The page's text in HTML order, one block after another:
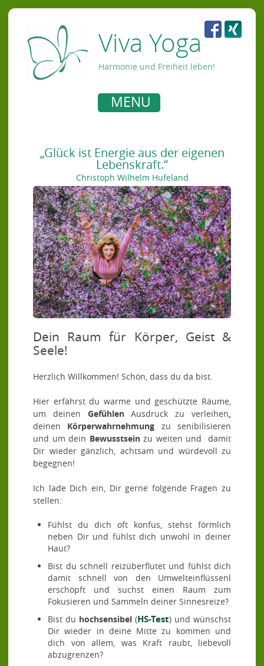
Viva Yoga
Harmonie und Freiheit leben!
MENU
„Glück ist Energie aus der eigenen
Lebenskraft.“
Christoph Wilhelm Hufeland
Dein Raum für Körper, Geist &
Seele!
Herzlich Willkommen! Schön, dass du da bist.
Hier erfährst du warme und geschützte Räume,
um deinen GefühlenAusdruck zu verleihen,
deinen Körperwahrnehmung zu senibilisieren
und um dein Bewusstsein zu weiten und damit
Dir wieder gänzlich, achtsam und würdevoll zu
begegnen!
Ich lade Dich ein, Dir gerne folgende Fragen zu
stellen:
Fühlst du dich oft konfus, stehst förmlich
neben Dir und fühlst dich unwohl in deiner
Haut?
Bist du schnell reizüberflutet und fühlst dich
damit schnell von den Umwelteinflüssenl
erschöpft und suchst einen Raum zum
Fokusieren und Sammeln deiner Sinnesreize?
Bist du hochsensibel (HS-Test) und wünschst
Dir wieder in deine Mitte zu kommen und
dich von allem, was Kraft raubt, liebevoll
abzugrenzen?